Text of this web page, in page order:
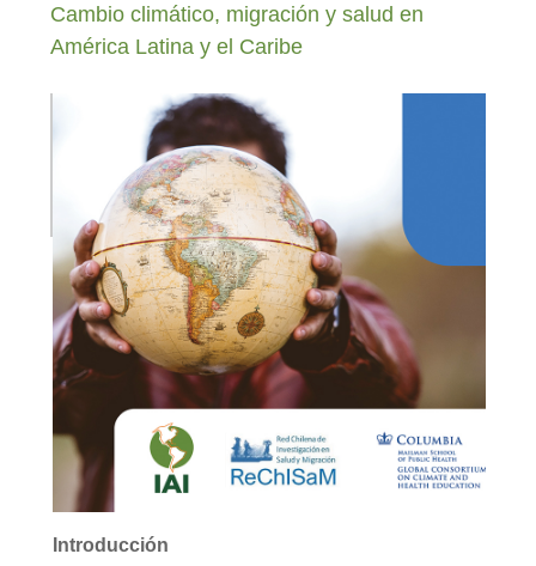
Cambio climático, migración y salud en
América Latina y el Caribe
Introducción